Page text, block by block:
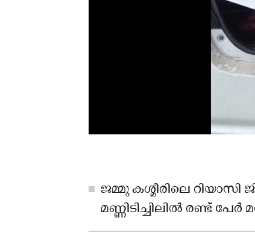
ജമ്മു കശ്മീരിലെ റിയാസി
മണ്ണിടിച്ചിലിൽ രണ്ട്
പേർക്ക്